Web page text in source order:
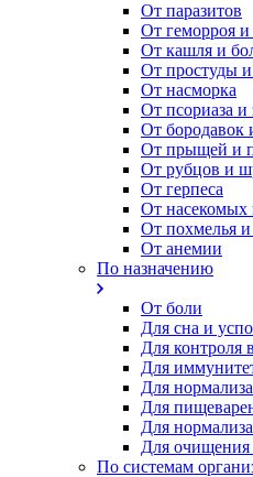
От паразитов
Oт геморроя и
От кашля и
От простуды
От насморка
Oт псориаза
От бородавок
От прыщей и
От рубцов и
От герпеса
От насекомых
От похмелья
От анемии
По назначению
От боли
Для сна и
Для контроля
Для
Для
Для
Для
Для очищения
По системам